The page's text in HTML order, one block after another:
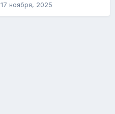
17 ноября, 2025